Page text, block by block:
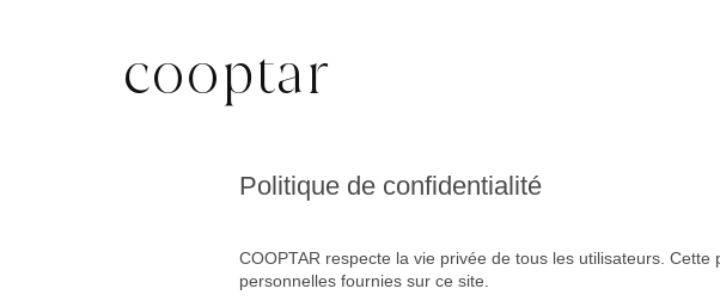
cooptar
Politique de confidentialité
COOPTAR respecte la vie privée de tous les utilisateurs.
personnelles fournies sur ce site.